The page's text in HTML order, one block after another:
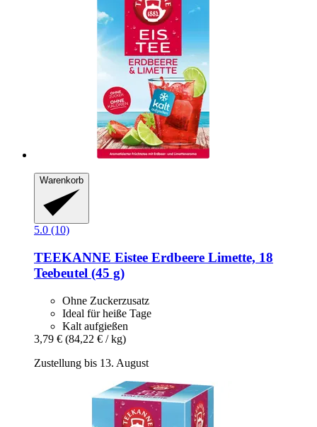
Warenkorb
5.0 (10)
TEEKANNE Eistee Erdbeere Limette, 18
Teebeutel (45 g)
Ohne Zuckerzusatz
Ideal für heiße Tage
Kalt aufgießen
3,79 € (84,22 € / kg)
Zustellung bis 13. August